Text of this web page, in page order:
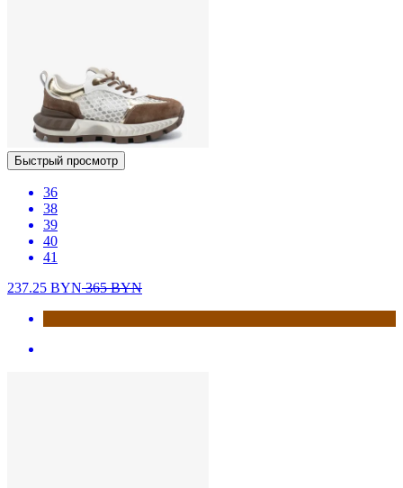
Быстрый просмотр
36
38
39
40
41
237.25 BYN365BYN